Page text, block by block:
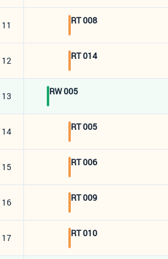
11 RT 008
12 RT 014
13 RW 005
14 RT 005
15 RT 006
16 RT 009
17 RT 010